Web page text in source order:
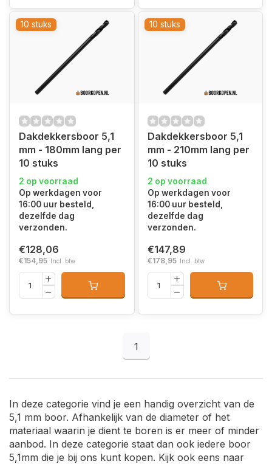
10 stuks
Dakdekkersboor 5,1
mm - 180mm lang per
10 stuks
2 op voorraad
Op werkdagen voor
16:00 uur besteld,
dezelfde dag
verzonden.
€128,06
€154,95 Incl. btw
10 stuks
Dakdekkersboor 5,1
mm - 210mm lang per
10 stuks
2 op voorraad
Op werkdagen voor
16:00 uur besteld,
dezelfde dag
verzonden.
€147,89
€178,95 Incl. btw
1
In deze categorie vind je een handig overzicht van de
5,1 mm boor. Afhankelijk van de diameter of het
materiaal waarin je dient te boren is er meer of minder
aanbod. In deze categorie staat dan ook iedere boor
5,1mm die je bij ons kunt kopen. Kijk ook eens naar